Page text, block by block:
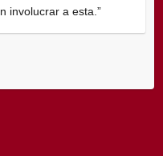
involucrar a esta.”